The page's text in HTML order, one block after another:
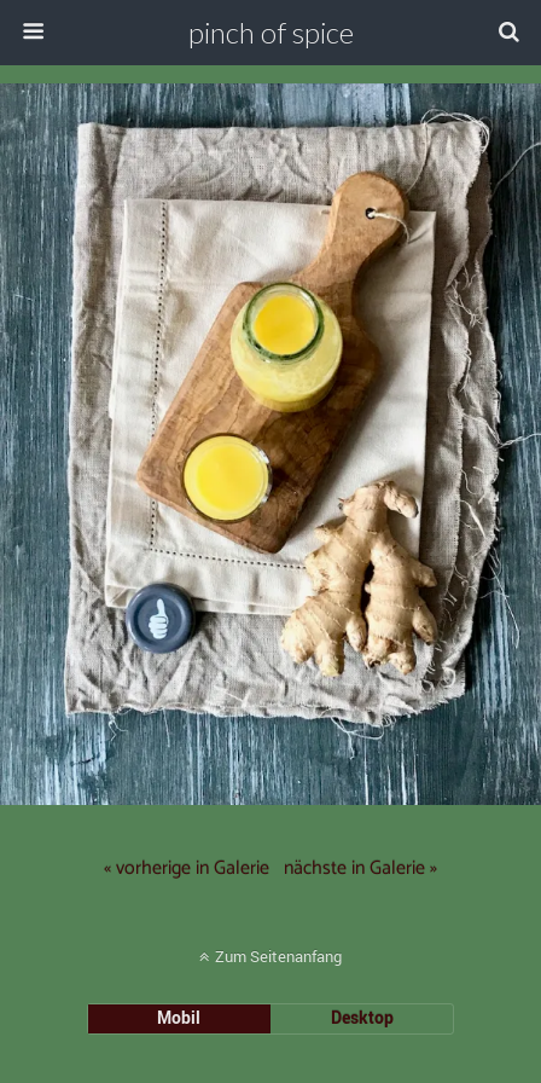
pinch of spice
« vorherige in Galerie nächste in Galerie »
Zum Seitenanfang
Mobil Desktop